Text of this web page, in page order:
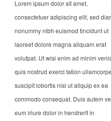
Lorem ipsum dolor sit amet,
consectetuer adipiscing elit, sed
nonummy nibh euismod tincidunt ut
laoreet dolore magna aliquam erat
volutpat. Ut wisi enim ad minim
quis nostrud exerci tation
suscipit lobortis nisl ut aliquip ex ea
commodo consequat. Duis autem
eum iriure dolor in hendrerit in